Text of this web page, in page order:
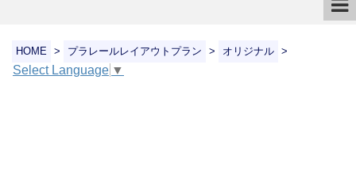
HOME > プラレールレイアウトプラン > オリジナル >
Select Language ▼